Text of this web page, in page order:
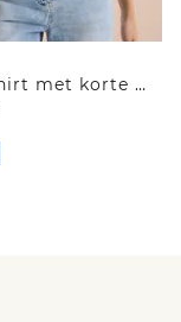
Sweatshirt met korte mouwen en borduursel